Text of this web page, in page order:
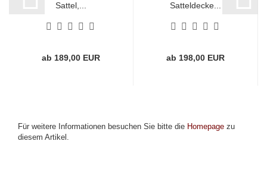
Sattel,...
ab 189,00 EUR
Satteldecke...
ab 198,00 EUR
Für weitere Informationen besuchen Sie bitte die Homepage zu
diesem Artikel.